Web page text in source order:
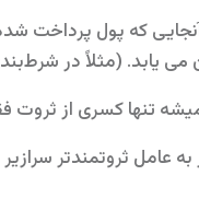
آنجایی که پول پرداخت
می یابد. (مثلاً در